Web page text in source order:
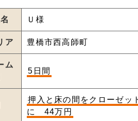
Ｕ様
ア 豊橋市西高師町
ム
5日間
押入と床の間をクローゼッ
に 44万円